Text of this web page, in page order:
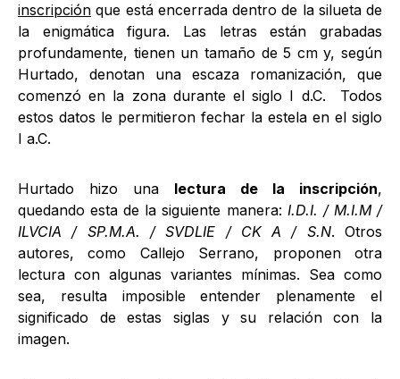
inscripción que está encerrada dentro de la silueta de
la enigmática figura. Las letras están grabadas
profundamente, tienen un tamaño de 5 cm y, según
Hurtado, denotan una escaza romanización, que
comenzó en la zona durante el siglo I d.C. Todos
estos datos le permitieron fechar la estela en el siglo
I a.C.
Hurtado hizo una lectura de la inscripción,
quedando esta de la siguiente manera: I.D.I. / M.I.M /
ILVCIA / SP.M.A. / SVDLIE / CK A / S.N. Otros
autores, como Callejo Serrano, proponen otra
lectura con algunas variantes mínimas. Sea como
sea, resulta imposible entender plenamente el
significado de estas siglas y su relación con la
imagen.